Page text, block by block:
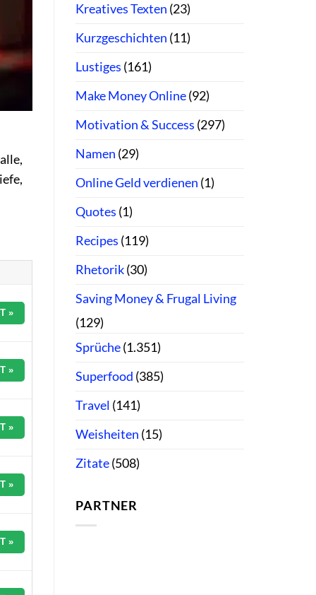
»
»
»
»
»
Kreatives Texten (23)
Kurzgeschichten (11)
Lustiges (161)
Make Money Online(92)
Motivation & Success (297)
Namen (29)
Online Geld verdienen (1)
Quotes (1)
Recipes (119)
Rhetorik(30)
Saving Money & Frugal Living
(129)
Sprüche(1.351)
Superfood (385)
Travel (141)
Weisheiten (15)
Zitate(508)
PARTNER